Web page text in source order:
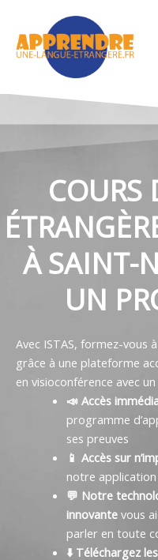
contenu
COURS
À SAINT-
UN
Avec ISTAS, formez-vous
grâce à une plateforme
en visioconférence avec
📣 Accès
programme
ses preuves
📱 Accès sur
notre
💬 Notre
innovantevous
parler en toute
⬇️ Téléchargez